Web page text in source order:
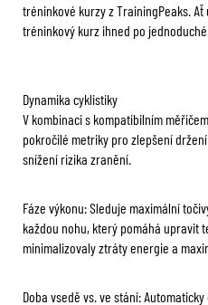
tréninkové kurzy z TrainingPeaks.
tréninkový kurz ihned po
Dynamika cyklistiky
V kombinaci s kompatibilním
pokročilé metriky pro zlepšení
snížení rizika zranění.
Fáze výkonu: Sleduje maximální
každou nohu, který pomáhá upravit
minimalizovaly ztráty energie a
Doba vsedě vs. ve stání: